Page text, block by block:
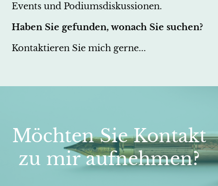
Events und Podiumsdiskussionen.
Haben Sie gefunden, wonach Sie suchen?
Kontaktieren Sie mich gerne...
Möchten Sie Kontakt
zu mir aufnehmen?